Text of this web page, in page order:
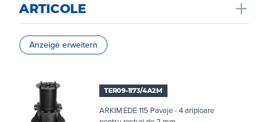
Folosit în zonele exterioare, terase, podele comune.
Datorită pretăierii, aripioarele distanțiere pot fi
îndepărtate cu ușurință pentru utilizarea în T, utilizarea
exemplu, așezat în centrul plăcii).
ARTICOLE
Anzeige erweitern
TER09-1173/4A2M
ARKIMEDE 115 Pavaje - 4 aripioare